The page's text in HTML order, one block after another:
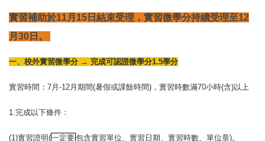
實習補助於11月15日結束受理，實習微學分持續受理至12
月30日。
一、校外實習微學分 → 完成可認證微學分1.5學分
實習時間： 7月 -12月期間(暑假或課餘時間) ，實習時數滿70小時(含)以上
1.完成以下條件：
(1)實習證明(一定要包含實習單位、實習日期、實習時數、單位章)。